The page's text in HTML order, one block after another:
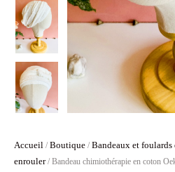
Accueil / Boutique / Bandeaux et foulards
enrouler/ Bandeau chimiothérapie en coton